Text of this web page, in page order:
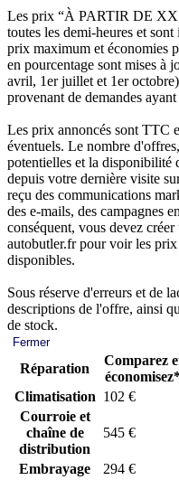
Les prix “À PARTIR DE XX
toutes les demi-heures et
prix maximum et économies
en pourcentage sont mises à
avril, 1er juillet et 1er
provenant de demandes
Les prix annoncés sont TTC
éventuels. Le nombre
potentielles et la disponibilité
depuis votre dernière visite
reçu des communications
des e-mails, des campagnes
conséquent, vous devez
autobutler.fr pour voir les
disponibles.
Sous réserve d'erreurs et de
descriptions de l'offre, ainsi
de stock.
Fermer
Réparation
Comparez
Climatisation 102 €
Courroie et
chaîne de
distribution
545 €
Embrayage 294 €